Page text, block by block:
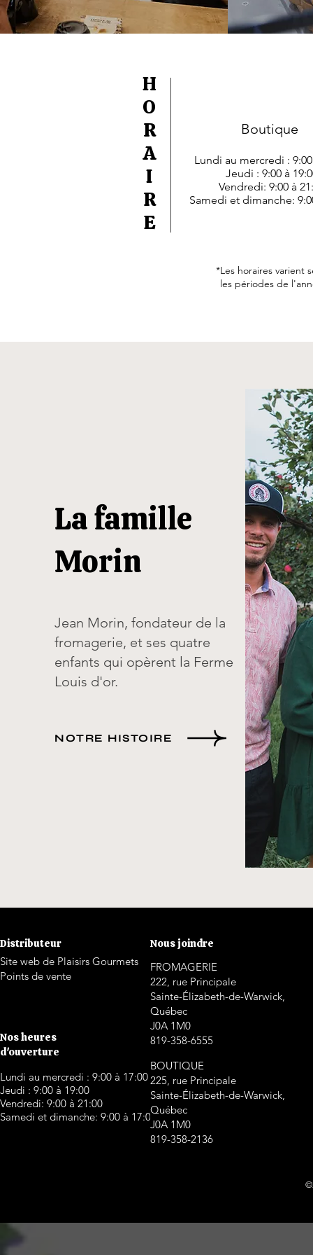
H
O
R
A
I
R
E
Boutique
Lundi au mercredi : 9:00
Jeudi : 9:00 à
Vendredi: 9:00 à
Samedi et dimanche:
*Les horaires varient
les périodes de
La famille
Morin
Jean Morin, fondateur de la
fromagerie, et ses quatre
enfants qui opèrent la Ferme
Louis d'or.
NOTRE HISTOIRE
Distributeur
Site web de Plaisirs Gourmets
Points de vente
Nos heures
d'ouverture
Lundi au mercredi : 9:00 à 17:00
Jeudi : 9:00 à 19:00
Vendredi: 9:00 à 21:00
Samedi et dimanche: 9:00 à 17:00
Nous joindre
FROMAGERIE
222, rue Principale
Sainte-Élizabeth-de-Warwick,
Québec
J0A 1M0
819-358-6555
BOUTIQUE
225, rue Principale
Sainte-Élizabeth-de-Warwick,
Québec
J0A 1M0
819-358-2136